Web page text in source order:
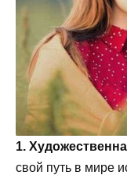
1.
свой путь в мире